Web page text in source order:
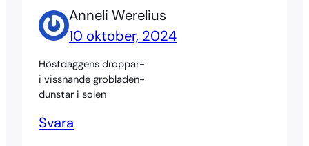
Anneli Werelius
10 oktober, 2024
Höstdaggens droppar-
i vissnande grobladen-
dunstar i solen
Svara